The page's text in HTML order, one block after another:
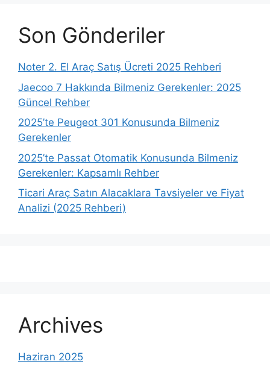
Son Gönderiler
Noter 2. El Araç Satış Ücreti 2025 Rehberi
Jaecoo 7 Hakkında Bilmeniz Gerekenler: 2025
Güncel Rehber
2025’te Peugeot 301 Konusunda Bilmeniz
Gerekenler
2025’te Passat Otomatik Konusunda Bilmeniz
Gerekenler: Kapsamlı Rehber
Ticari Araç Satın Alacaklara Tavsiyeler ve Fiyat
Analizi (2025 Rehberi)
Archives
Haziran 2025